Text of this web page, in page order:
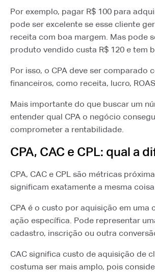
Por exemplo, pagar R$ 100 para
pode ser excelente se esse cliente
receita com boa margem. Mas pode
produto vendido custa R$ 120 e tem
Por isso, o CPA deve ser comparado
financeiros, como receita, lucro,
Mais importante do que buscar um
entender qual CPA o negócio
comprometer a rentabilidade.
CPA, CAC e CPL: qual a
CPA, CAC e CPL são métricas
significam exatamente a mesma
CPA é o custo por aquisição em uma
ação específica. Pode representar
cadastro, inscrição ou outra
CAC significa custo de aquisição de
costuma ser mais amplo, pois